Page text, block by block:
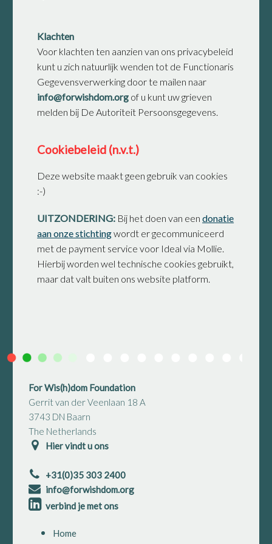
Klachten
Voor klachten ten aanzien van ons privacybeleid
kunt u zich natuurlijk wenden tot de Functionaris
Gegevensverwerking door te mailen naar
info@forwishdom.org of u kunt uw grieven
melden bij De Autoriteit Persoonsgegevens.
Cookiebeleid (n.v.t.)
Deze website maakt geen gebruik van cookies
:-)
UITZONDERING: Bij het doen van eendonatie
aan onze stichtingwordt er gecommuniceerd
met de payment service voor Ideal via Mollie.
Hierbij worden wel technische cookies gebruikt,
maar dat valt buiten ons website platform.
For Wis(h)dom Foundation
Gerrit van der Veenlaan 18 A
3743 DN Baarn
The Netherlands
Hier vindt u ons
+31(0)35 303 2400
info@forwishdom.org
verbind je met ons
Home